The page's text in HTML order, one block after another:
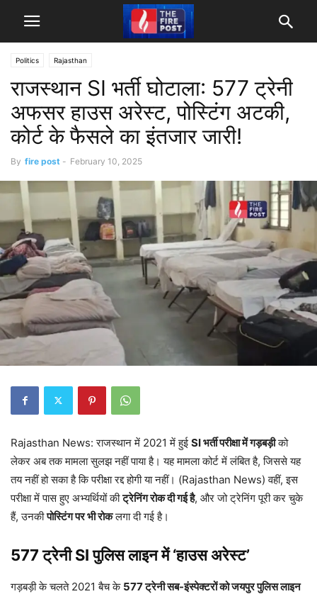
Politics Rajasthan
राजस्थान SI भर्ती घोटाला: 577 ट्रेनी
अफसर हाउस अरेस्ट, पोस्टिंग अटकी,
कोर्ट के फैसले का इंतजार जारी!
By fire post - February 10, 2025
Rajasthan News: राजस्थान में 2021 में हुई SI भर्ती परीक्षा में गड़बड़ीको
लेकर अब तक मामला सुलझ नहीं पाया है। यह मामला कोर्ट में लंबित है, जिससे यह
तय नहीं हो सका है कि परीक्षा रद्द होगी या नहीं। (Rajasthan News) वहीं, इस
परीक्षा में पास हुए अभ्यर्थियों कीट्रेनिंग रोक दी गई है, और जो ट्रेनिंग पूरी कर चुके
हैं, उनकीपोस्टिंग पर भी रोकलगा दी गई है।
577 ट्रेनी SI पुलिस लाइन में ‘हाउस अरेस्ट’
गड़बड़ी के चलते 2021 बैच के 577 ट्रेनी सब-इंस्पेक्टरों को जयपुर पुलिस लाइन